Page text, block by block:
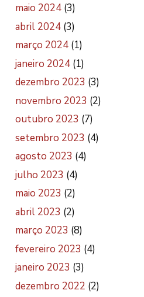
maio 2024(3)
abril 2024(3)
março 2024(1)
janeiro 2024(1)
dezembro 2023 (3)
novembro 2023 (2)
outubro 2023 (7)
setembro 2023 (4)
agosto 2023 (4)
julho 2023 (4)
maio 2023 (2)
abril 2023 (2)
março 2023 (8)
fevereiro 2023 (4)
janeiro 2023 (3)
dezembro 2022 (2)